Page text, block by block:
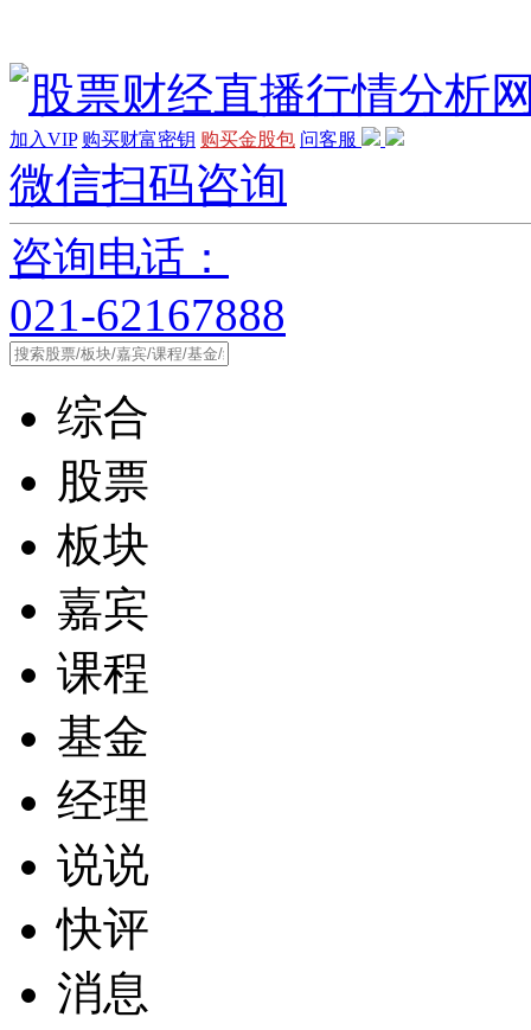
加入VIP 购买财富密钥 购买金股包 问客服
微信扫码咨询
咨询电话：
021-62167888
综合
股票
板块
嘉宾
课程
基金
经理
说说
快评
消息